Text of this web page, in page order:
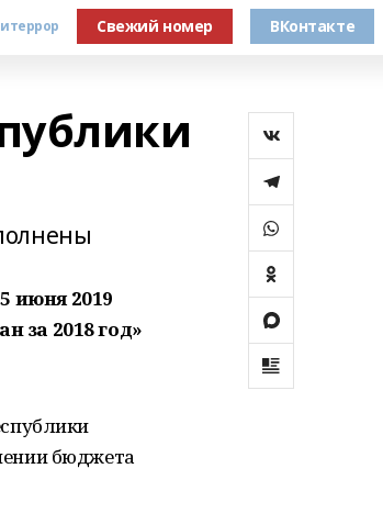
Свежий номер ВКонтакте
июня 2019
за 2018 год»
бюджета